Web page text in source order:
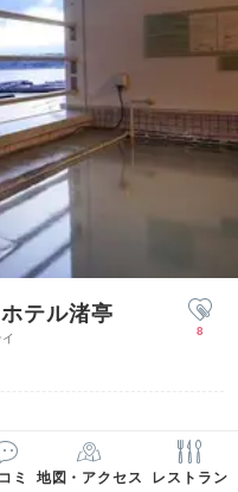
テル渚亭
8
ミ 地図・アクセス レストラン